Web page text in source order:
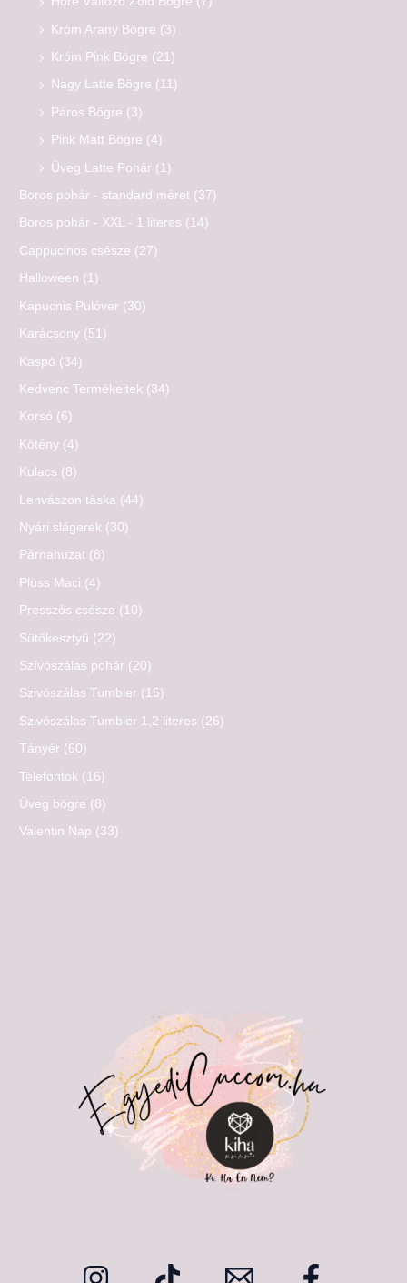
Króm Arany Bögre (3)
Króm Pink Bögre (21)
Nagy Latte Bögre (11)
Páros Bögre (3)
Pink Matt Bögre (4)
Üveg Latte Pohár (1)
Boros pohár - standard méret (37)
Boros pohár - XXL - 1 literes (14)
Cappucinos csésze (27)
Halloween (1)
Kapucnis Pulóver (30)
Karácsony (51)
Kaspó (34)
Kedvenc Termékeitek (34)
Korsó (6)
Kötény (4)
Kulacs (8)
Lenvászon táska (44)
Nyári slágerek (30)
Párnahuzat (8)
Plüss Maci (4)
Presszós csésze (10)
Sütőkesztyű (22)
Szívószálas pohár (20)
Szivószálas Tumbler (15)
Szivószálas Tumbler 1,2 literes (26)
Tányér (60)
Telefontok (16)
Üveg bögre (8)
Valentin Nap (33)